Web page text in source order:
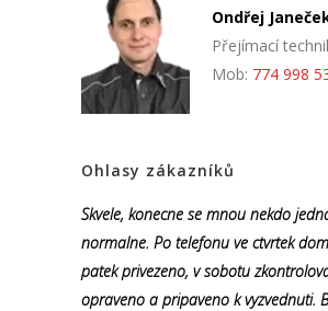
Ondřej
Přejímací
Mob: 774 998
Ohlasy zákazníků
Skvele, konecne se mnou nekdo
normalne. Po telefonu ve ctvrtek
patek privezeno, v sobotu
opraveno a pripaveno k vyzvednuti.